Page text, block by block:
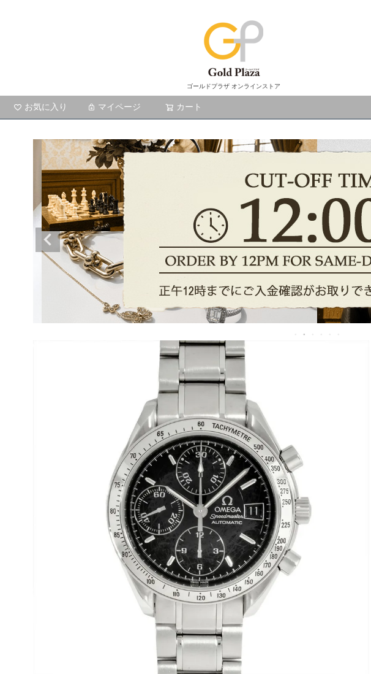
ゴールドプラザ オンラインストア
お気に入り マイページ カート